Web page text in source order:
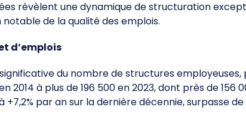
Prêt de matériel
Mon club près de chez moi
Responsabilité Sociétale
Calcul coût de l'emploi
Ressources pédagogiques
révèlent une dynamique de structuration
de la qualité des emplois.
d’emplois
du nombre de structures employeuses,
à plus de 196 500 en 2023, dont près de 156
par an sur la dernière décennie, surpasse